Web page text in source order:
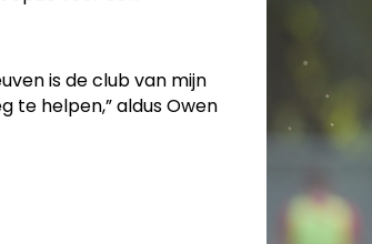
is de club van mijn
te helpen,” aldus Owen